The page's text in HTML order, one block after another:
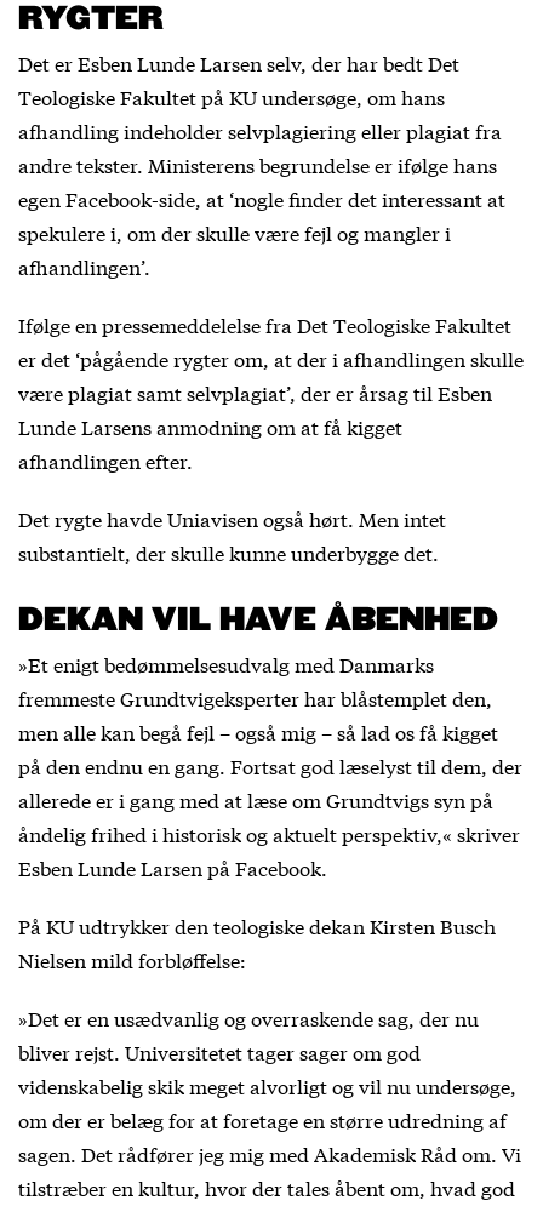
RYGTER
Det er Esben Lunde Larsen selv, der har bedt Det
Teologiske Fakultet på KU undersøge, om hans
afhandling indeholder selvplagiering eller plagiat fra
andre tekster. Ministerens begrundelse er ifølge hans
egen Facebook-side, at ‘nogle finder det interessant at
spekulere i, om der skulle være fejl og mangler i
afhandlingen’.
Ifølge en pressemeddelelse fra Det Teologiske Fakultet
er det ‘pågående rygter om, at der i afhandlingen skulle
være plagiat samt selvplagiat’, der er årsag til Esben
Lunde Larsens anmodning om at få kigget
afhandlingen efter.
Det rygte havde Uniavisen også hørt. Men intet
substantielt, der skulle kunne underbygge det.
DEKAN VIL HAVE ÅBENHED
»Et enigt bedømmelsesudvalg med Danmarks
fremmeste Grundtvigeksperter har blåstemplet den,
men alle kan begå fejl – også mig – så lad os få kigget
på den endnu en gang. Fortsat god læselyst til dem, der
allerede er i gang med at læse om Grundtvigs syn på
åndelig frihed i historisk og aktuelt perspektiv,« skriver
Esben Lunde Larsen på Facebook.
På KU udtrykker den teologiske dekan Kirsten Busch
Nielsen mild forbløffelse:
»Det er en usædvanlig og overraskende sag, der nu
bliver rejst. Universitetet tager sager om god
videnskabelig skik meget alvorligt og vil nu undersøge,
om der er belæg for at foretage en større udredning af
sagen. Det rådfører jeg mig med Akademisk Råd om. Vi
tilstræber en kultur, hvor der tales åbent om, hvad god